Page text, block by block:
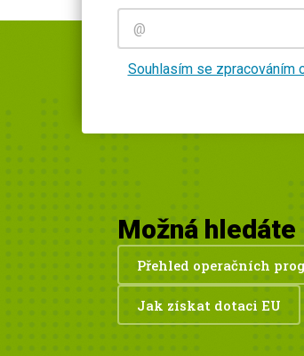
Souhlasím se zpracováním
Možná hledáte
Přehled operačních
Jak získat dotaci EU